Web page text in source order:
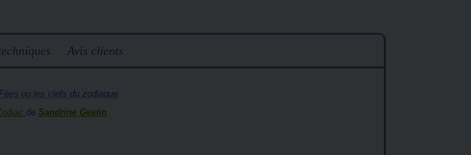
Avis clients
ou les clefs du zodiaque.
de Sandrine Gestin